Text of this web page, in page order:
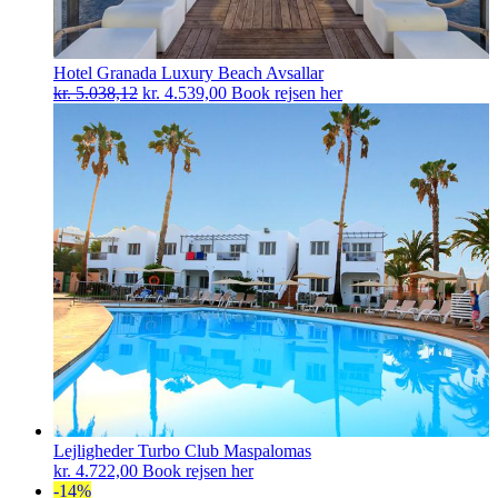
Hotel Granada Luxury Beach Avsallar
kr.5.038,12 Den
pris
var:
kr. 5.038,12.
kr. 4.539,00Den
Book rejsen her
Lejligheder Turbo Club Maspalomas
kr. 4.722,00 Book rejsen her
-14%